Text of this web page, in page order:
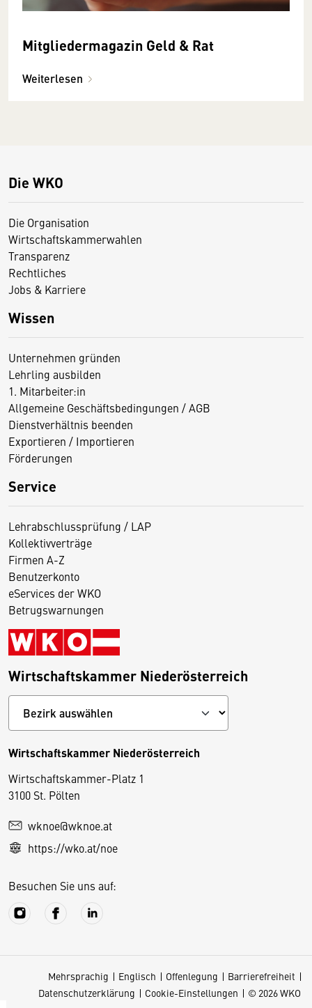
Mitgliedermagazin Geld & Rat
Weiterlesen
Die WKO
Die Organisation
Wirtschaftskammerwahlen
Transparenz
Rechtliches
Jobs & Karriere
Wissen
Unternehmen gründen
Lehrling ausbilden
1. Mitarbeiter:in
Allgemeine Geschäftsbedingungen / AGB
Dienstverhältnis beenden
Exportieren / Importieren
Förderungen
Service
Lehrabschlussprüfung / LAP
Kollektivverträge
Firmen A-Z
Benutzerkonto
eServices der WKO
Betrugswarnungen
Wirtschaftskammer Niederösterreich
Wirtschaftskammer Niederösterreich
Wirtschaftskammer-Platz 1
3100 St. Pölten
wknoe@wknoe.at
https://wko.at/noe
Besuchen Sie uns auf:
Mehrsprachig Englisch Offenlegung
Barrierefreiheit
Datenschutzerklärung
Cookie-Einstellungen © 2026 WKO
D
e
s
S
e